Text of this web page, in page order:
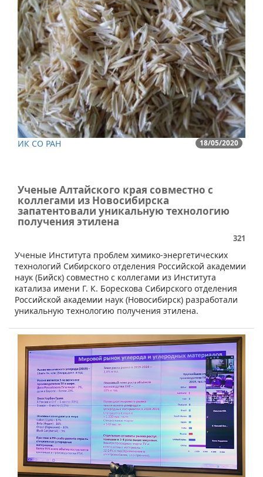
18/05/2020
ИК СО РАН
Ученые Алтайского края совместно с
коллегами из Новосибирска
запатентовали уникальную технологию
получения этилена
321
​Ученые Института проблем химико-энергетических
технологий Сибирского отделения Российской академии
наук (Бийск) совместно с коллегами из Института
катализа имени Г. К. Борескова Сибирского отделения
Российской академии наук (Новосибирск) разработали
уникальную технологию получения этилена.